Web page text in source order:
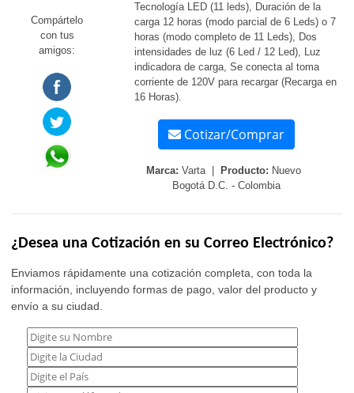
Compártelo
con tus
amigos:
Tecnología LED (11 leds), Duración de la
carga 12 horas (modo parcial de 6 Leds) o 7
horas (modo completo de 11 Leds), Dos
intensidades de luz (6 Led / 12 Led), Luz
indicadora de carga, Se conecta al toma
corriente de 120V para recargar (Recarga en
16 Horas).
Cotizar/Comprar
Marca: Varta | Producto: Nuevo
Bogotá D.C. - Colombia
¿Desea una Cotización en su Correo Electrónico?
Enviamos rápidamente una cotización completa, con toda la
información, incluyendo formas de pago, valor del producto y
envío a su ciudad.